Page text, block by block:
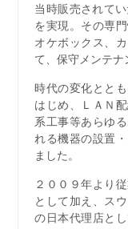
当時販売されて
を実現。その専
オケボックス、
て、保守メンテナ
時代の変化とと
はじめ、ＬＡＮ
系工事等あらゆ
れる機器の設置
ました。
２００９年より
として加え、ス
の日本代理店と